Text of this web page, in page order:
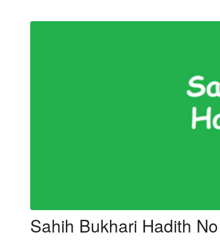
Sahih Bukhari Hadith